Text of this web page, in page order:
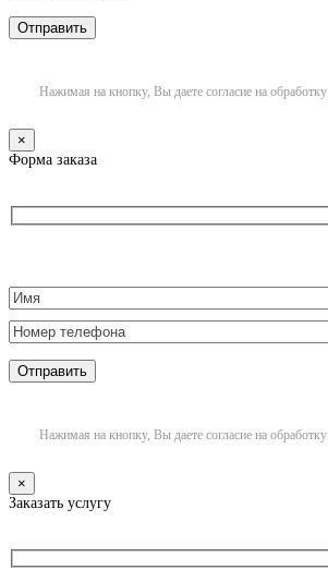
Нажимая на кнопку, Вы даете согласие на обработку
×
Форма заказа
Нажимая на кнопку, Вы даете согласие на обработку
×
Заказать услугу